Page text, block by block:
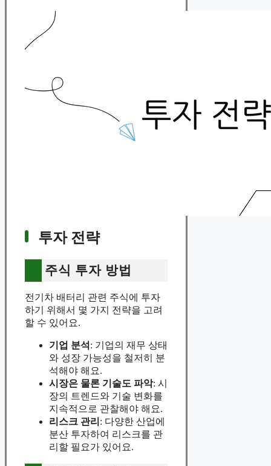
투자 전략
주식 투자 방법
전기차 배터리 관련 주식에 투자
하기 위해서 몇 가지 전략을 고려
할 수 있어요.
기업 분석 : 기업의 재무 상태
와 성장 가능성을 철저히 분
석해야 해요.
시장은 물론 기술도 파악: 시
장의 트렌드와 기술 변화를
지속적으로 관찰해야 해요.
리스크 관리 : 다양한 산업에
분산 투자하여 리스크를 관
리할 필요가 있어요.